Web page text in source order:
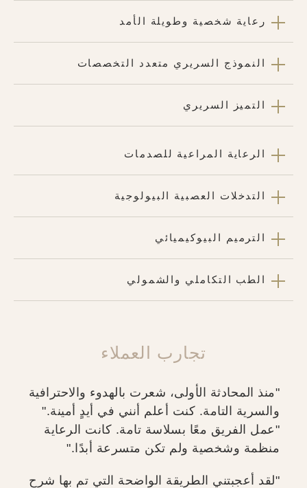
رعاية شخصية وطويلة الأمد
النموذج السريري متعدد التخصصات
التميز السريري
الرعاية المراعية للصدمات
التدخلات العصبية البيولوجية
الترميم البيوكيميائي
الطب التكاملي والشمولي
تجارب العملاء
"منذ المحادثة الأولى، شعرت بالهدوء والاحترافية
والسرية التامة. كنت أعلم أنني في أيدٍ أمينة."
"عمل الفريق معًا بسلاسة تامة. كانت الرعاية
منظمة وشخصية ولم تكن متسرعة أبدًا."
"لقد أعجبتني الطريقة الواضحة التي تم بها شرح